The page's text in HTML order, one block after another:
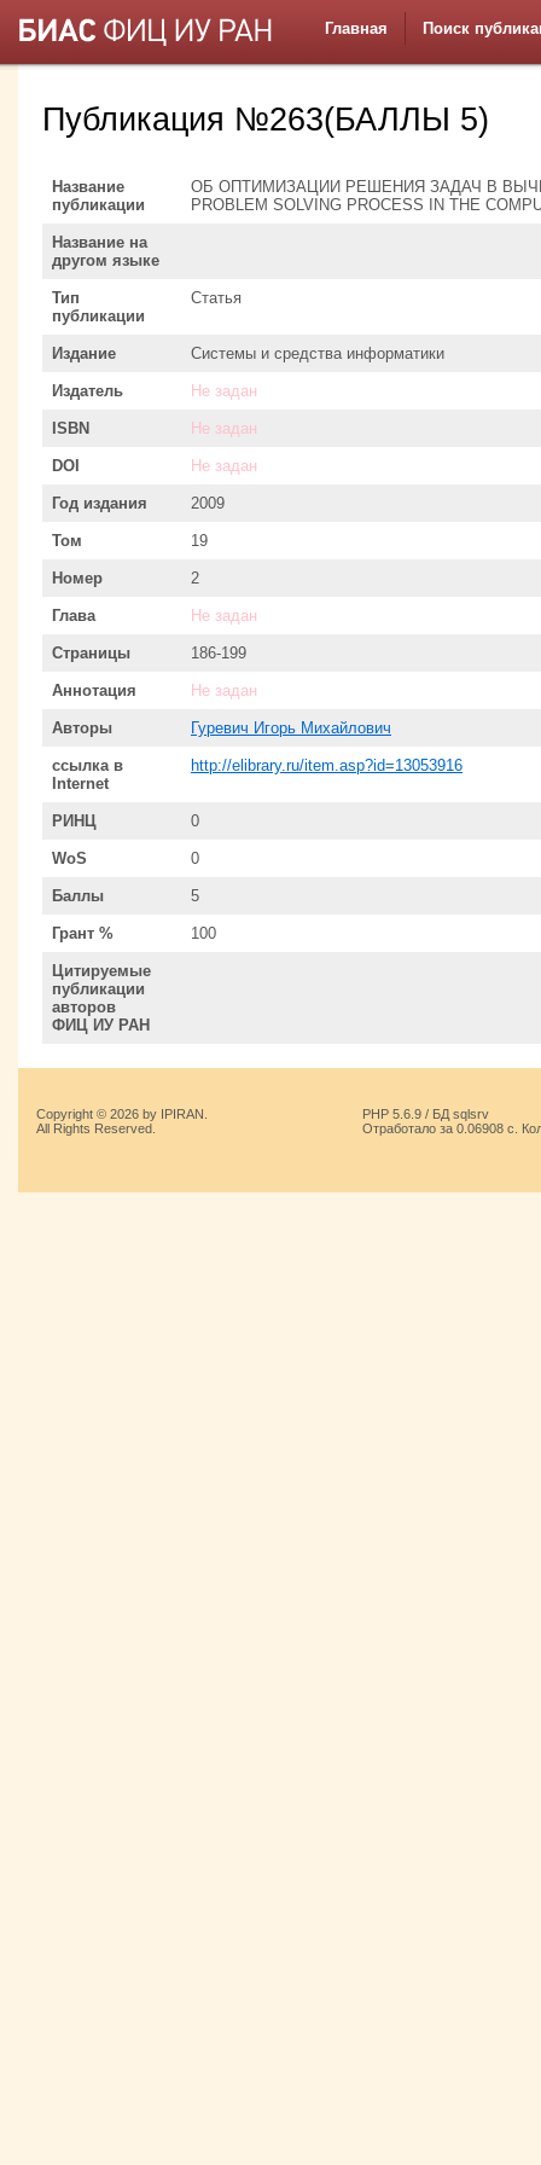
Главная Поиск
Публикация №263(БАЛЛЫ 5)
Название
публикации
ОБ ОПТИМИЗАЦИИ РЕШЕНИЯ ЗАДАЧ В
PROBLEM SOLVING PROCESS IN THE
Название на
другом языке
Тип
публикации
Статья
Издание Системы и средства информатики
Издатель Не задан
ISBN Не задан
DOI Не задан
Год издания 2009
Том 19
Номер 2
Глава Не задан
Страницы 186-199
Аннотация Не задан
Авторы Гуревич Игорь Михайлович
ссылка в
Internet
http://elibrary.ru/item.asp?id=13053916
РИНЦ 0
WoS 0
Баллы 5
Грант % 100
Цитируемые
публикации
авторов
ФИЦ ИУ РАН
Copyright © 2026 by IPIRAN.
All Rights Reserved.
PHP 5.6.9 / БД sqlsrv
Отработало за 0.06908 с.